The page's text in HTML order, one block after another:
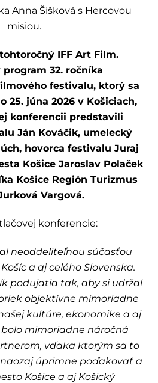
Anna Šišková s Hercovou
misiou.
IFF Art Film.
32. ročníka
festivalu, ktorý sa
25. júna 2026 v Košiciach,
konferencii predstavili
Ján Kováčik, umelecký
hovorca festivalu Juraj
Košice Jaroslav Polaček
Košice Región Turizmus
Vargová.
konferencie:
neoddeliteľnou súčasťou
a aj celého Slovenska.
podujatia tak, aby si udržal
objektívne mimoriadne
kultúre, ekonomike a aj
mimoriadne náročná
vďaka ktorým sa to
úprimne poďakovať a
Košice a aj Košický